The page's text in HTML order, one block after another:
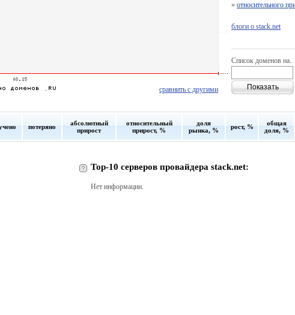
сравнить с другими
» относительного
блоги о stack.net
Список доменов на..
потеряно
абсолютный
прирост
относительный
прирост, %
доля
рынка, %
рост, %
общая
доля, %
Top-10 серверов провайдера stack.net:
Нет информации.